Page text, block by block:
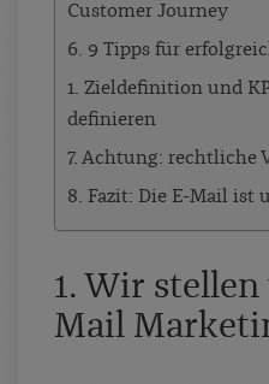
Customer Journey
6. 9 Tipps für
1. Zieldefinition und
definieren
7. Achtung: rechtliche
8. Fazit: Die E-Mail ist
1. Wir stellen
Mail